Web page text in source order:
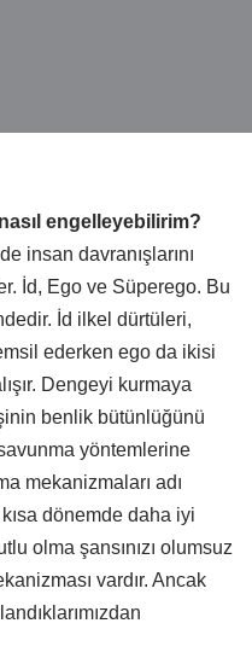
engelleyebilirim?
insan davranışlarını
İd, Ego ve Süperego. Bu
İd ilkel dürtüleri,
ederken ego da ikisi
Dengeyi kurmaya
benlik bütünlüğünü
yöntemlerine
mekanizmaları adı
dönemde daha iyi
olma şansınızı olumsuz
vardır. Ancak